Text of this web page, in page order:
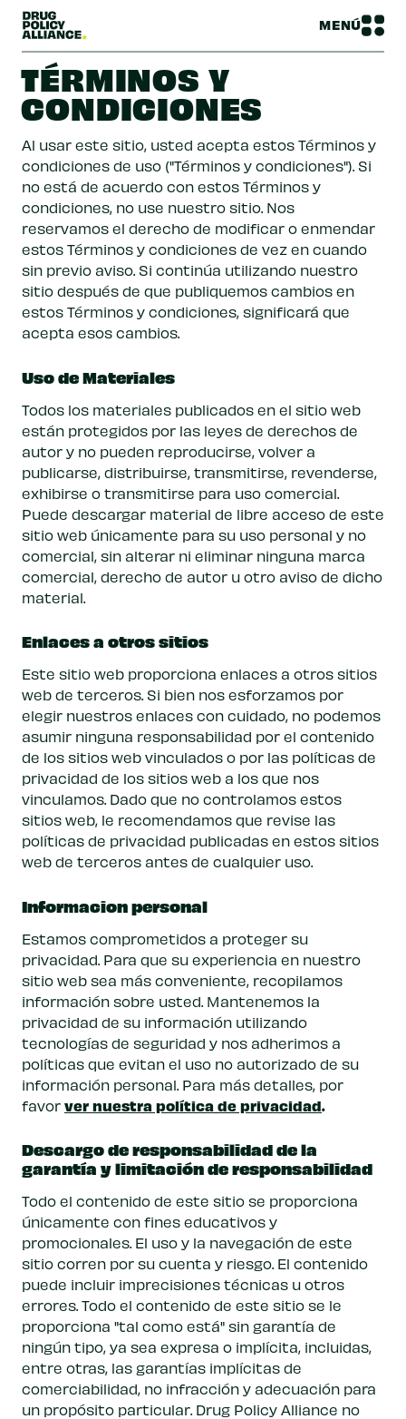
MENÚ
TÉRMINOS Y
CONDICIONES
Al usar este sitio, usted acepta estos Términos y
condiciones de uso ("Términos y condiciones"). Si
no está de acuerdo con estos Términos y
condiciones, no use nuestro sitio. Nos
reservamos el derecho de modificar o enmendar
estos Términos y condiciones de vez en cuando
sin previo aviso. Si continúa utilizando nuestro
sitio después de que publiquemos cambios en
estos Términos y condiciones, significará que
acepta esos cambios.
Uso de Materiales
Todos los materiales publicados en el sitio web
están protegidos por las leyes de derechos de
autor y no pueden reproducirse, volver a
publicarse, distribuirse, transmitirse, revenderse,
exhibirse o transmitirse para uso comercial.
Puede descargar material de libre acceso de este
sitio web únicamente para su uso personal y no
comercial, sin alterar ni eliminar ninguna marca
comercial, derecho de autor u otro aviso de dicho
material.
Enlaces a otros sitios
Este sitio web proporciona enlaces a otros sitios
web de terceros. Si bien nos esforzamos por
elegir nuestros enlaces con cuidado, no podemos
asumir ninguna responsabilidad por el contenido
de los sitios web vinculados o por las políticas de
privacidad de los sitios web a los que nos
vinculamos. Dado que no controlamos estos
sitios web, le recomendamos que revise las
políticas de privacidad publicadas en estos sitios
web de terceros antes de cualquier uso.
Informacion personal
Estamos comprometidos a proteger su
privacidad. Para que su experiencia en nuestro
sitio web sea más conveniente, recopilamos
información sobre usted. Mantenemos la
privacidad de su información utilizando
tecnologías de seguridad y nos adherimos a
políticas que evitan el uso no autorizado de su
información personal. Para más detalles, por
favor ver nuestra política de privacidad.
Descargo de responsabilidad de la
garantía y limitación de responsabilidad
Todo el contenido de este sitio se proporciona
únicamente con fines educativos y
promocionales. El uso y la navegación de este
sitio corren por su cuenta y riesgo. El contenido
puede incluir imprecisiones técnicas u otros
errores. Todo el contenido de este sitio se le
proporciona "tal como está" sin garantía de
ningún tipo, ya sea expresa o implícita, incluidas,
entre otras, las garantías implícitas de
comerciabilidad, no infracción y adecuación para
un propósito particular. Drug Policy Alliance no